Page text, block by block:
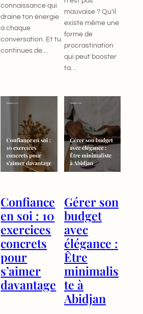
connaissance qui
draine ton énergie
à chaque
conversation. Et tu
continues de…
mauvaise ? Qu’il
existe même une
forme de
procrastination
qui peut booster
ta…
Confiance
en soi : 10
exercices
concrets
pour
s’aimer
davantage
Gérer son
budget
avec
élégance :
Être
minimalis
te à
Abidjan